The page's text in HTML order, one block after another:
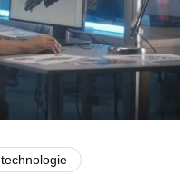
technologie